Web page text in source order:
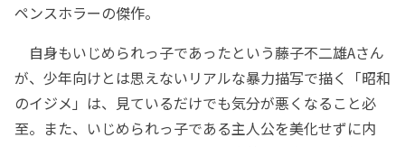
ペンスホラーの傑作。
自身もいじめられっ子であったという藤子不二雄Aさん
が、少年向けとは思えないリアルな暴力描写で描く「昭和
のイジメ」は、見ているだけでも気分が悪くなること必
至。また、いじめられっ子である主人公を美化せずに内